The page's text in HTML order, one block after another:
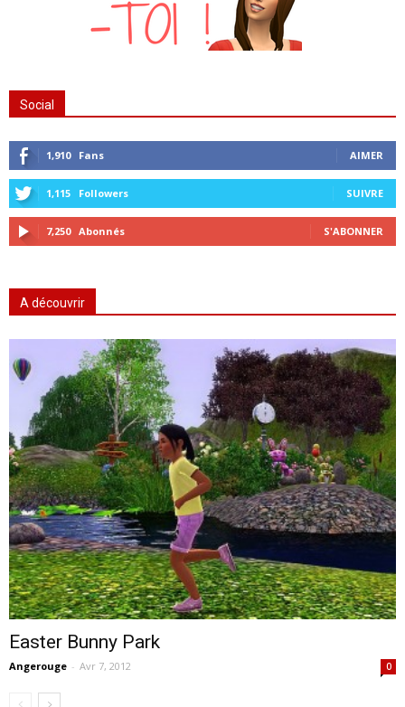
Social
1,910 Fans AIMER
1,115 Followers SUIVRE
7,250 Abonnés S'ABONNER
A découvrir
Easter Bunny Park
Angerouge - Avr 7, 2012 0